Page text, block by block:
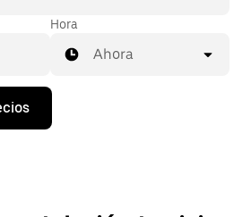
Hora
Ahora